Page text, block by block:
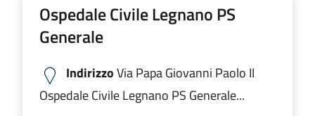
Ospedale Civile Legnano PS
Generale
IndirizzoVia Papa Giovanni Paolo II
Ospedale Civile Legnano PS Generale...